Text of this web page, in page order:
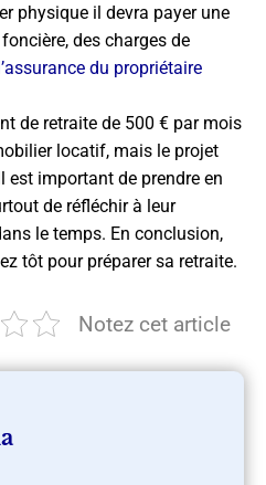
physique il devra payer une
des charges de
du propriétaire
de retraite de 500 € par mois
locatif, mais le projet
est important de prendre en
de réfléchir à leur
le temps. En conclusion,
tôt pour préparer sa retraite.
Notez cet article